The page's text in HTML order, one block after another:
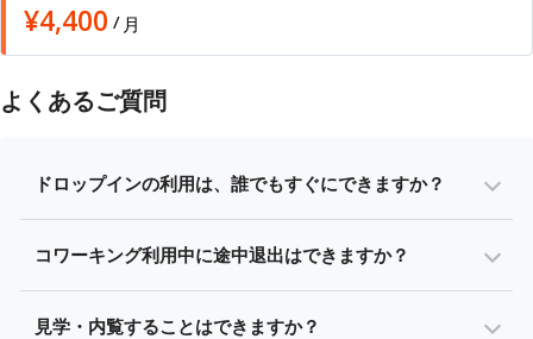
¥4,400 / 月
よくあるご質問
ドロップインの利用は、誰でもすぐにできますか？
コワーキング利用中に途中退出はできますか？
見学・内覧することはできますか？